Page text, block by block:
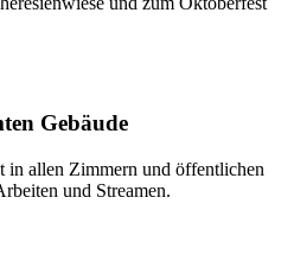
Gebäude
in allen Zimmern und öffentlichen
und Streamen.